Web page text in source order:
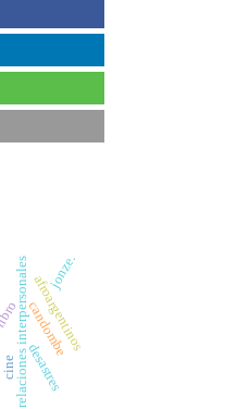
cinerelaciones interpersonalescandombe
afroargentinos
jonze.
desastres